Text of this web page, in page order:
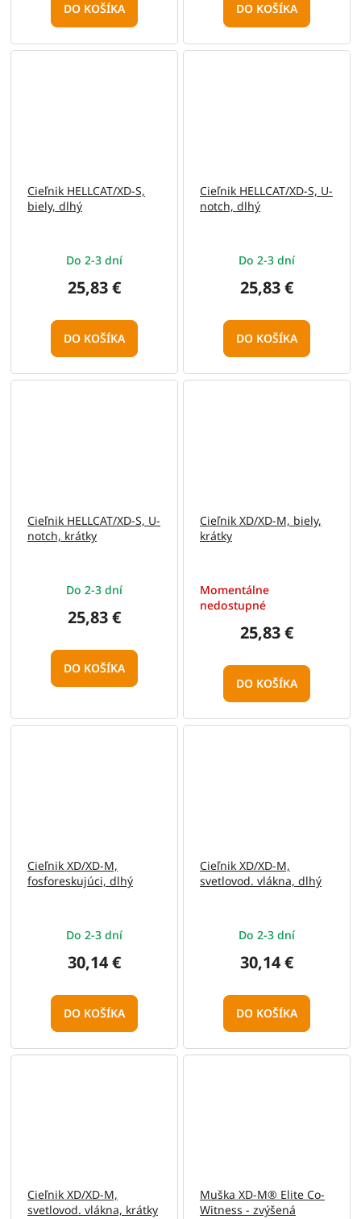
DO KOŠÍKA DO KOŠÍKA
Cieľnik HELLCAT/XD-S,
biely, dlhý
Do 2-3 dní
25,83 €
DO KOŠÍKA
Cieľnik HELLCAT/XD-S, U-
notch, dlhý
Do 2-3 dní
25,83 €
DO KOŠÍKA
Cieľnik HELLCAT/XD-S, U-
notch, krátky
Do 2-3 dní
25,83 €
DO KOŠÍKA
Cieľnik XD/XD-M, biely,
krátky
Momentálne
nedostupné
25,83 €
DO KOŠÍKA
Cieľnik XD/XD-M,
fosforeskujúci, dlhý
Do 2-3 dní
30,14 €
DO KOŠÍKA
Cieľnik XD/XD-M,
svetlovod. vlákna, dlhý
Do 2-3 dní
30,14 €
DO KOŠÍKA
Cieľnik XD/XD-M,
svetlovod. vlákna, krátky
Muška XD-M® Elite Co-
Witness - zvýšená